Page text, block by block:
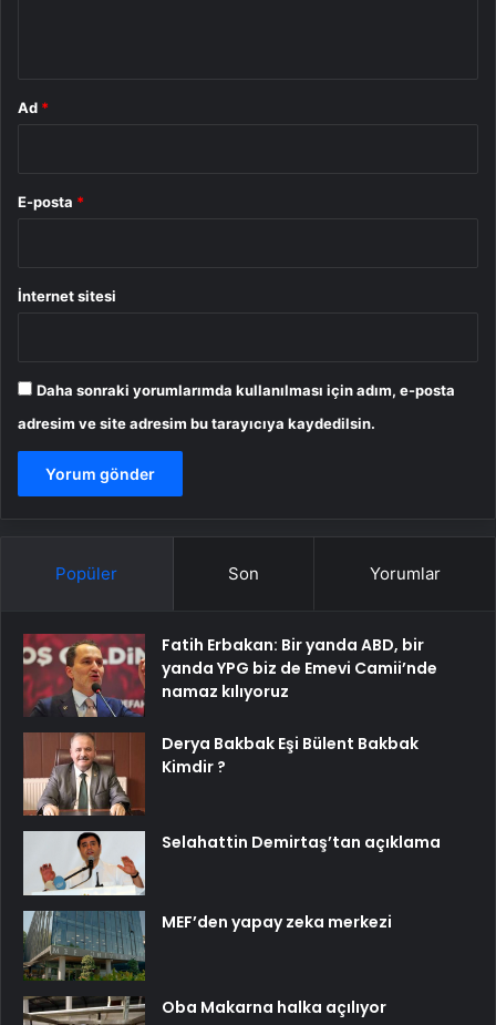
Ad *
E-posta *
İnternet sitesi
Daha sonraki yorumlarımda kullanılması için adım, e-posta
adresim ve site adresim bu tarayıcıya kaydedilsin.
Popüler Son Yorumlar
Fatih Erbakan: Bir yanda ABD, bir
yanda YPG biz de Emevi Camii’nde
namaz kılıyoruz
Derya Bakbak Eşi Bülent Bakbak
Kimdir ?
Selahattin Demirtaş’tan açıklama
MEF’den yapay zeka merkezi
Oba Makarna halka açılıyor